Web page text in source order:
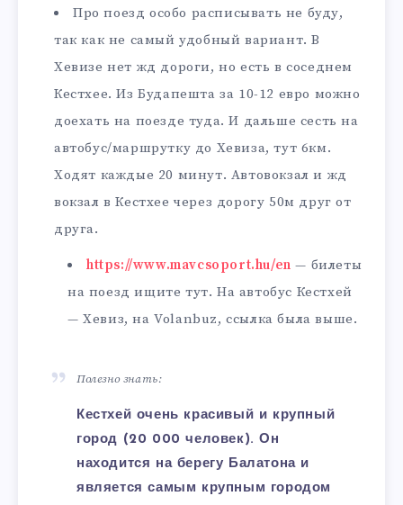
Про поезд особо расписывать не буду,
так как не самый удобный вариант. В
Хевизе нет жд дороги, но есть в соседнем
Кестхее. Из Будапешта за 10-12 евро можно
доехать на поезде туда. И дальше сесть на
автобус/маршрутку до Хевиза, тут 6км.
Ходят каждые 20 минут. Автовокзал и жд
вокзал в Кестхее через дорогу 50м друг от
друга.
https://www.mavcsoport.hu/en — билеты
на поезд ищите тут. На автобус Кестхей
— Хевиз, на Volanbuz, ссылка была выше.
Полезно знать:
Кестхей очень красивый и крупный
город (20 000 человек). Он
находится на берегу Балатона и
является самым крупным городом